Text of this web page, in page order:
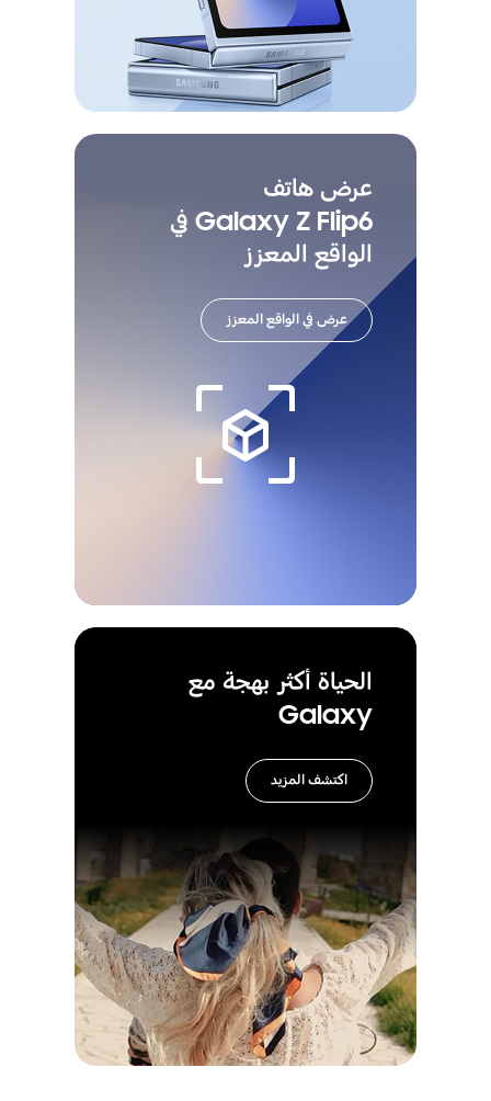
عرض هاتف
Galaxy Z Flip6 في
الواقع المعزز
عرض في الواقع المعزز
الحياة أكثر بهجة مع
Galaxy
اكتشف المزيد